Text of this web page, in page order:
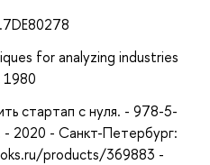
for analyzing industries
1980
стартап с нуля. - 978-5-
2020 - Санкт-Петербург:
products/369883 -